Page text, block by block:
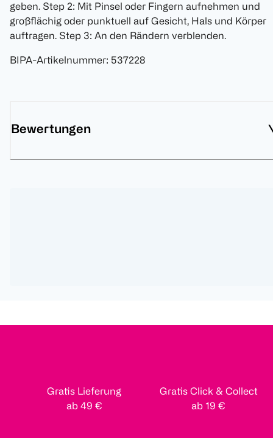
geben. Step 2: Mit Pinsel oder Fingern aufnehmen und
großflächig oder punktuell auf Gesicht, Hals und Körper
auftragen. Step 3: An den Rändern verblenden.
BIPA-Artikelnummer: 537228
Bewertungen
Gratis Lieferung
ab 49 €
Gratis Click & Collect
ab 19 €